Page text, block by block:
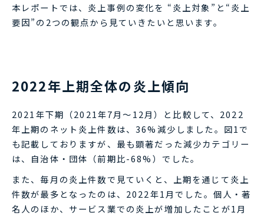
本レポートでは、炎上事例の変化を “炎上対象”と“炎上
要因”の2つの観点から見ていきたいと思います。
2022年上期全体の炎上傾向
2021年下期（2021年7月～12月）と比較して、2022
年上期のネット炎上件数は、36%減少しました。図1で
も記載しておりますが、最も顕著だった減少カテゴリー
は、自治体・団体（前期比-68%）でした。
また、毎月の炎上件数で見ていくと、上期を通じて炎上
件数が最多となったのは、2022年1月でした。個人・著
名人のほか、サービス業での炎上が増加したことが1月